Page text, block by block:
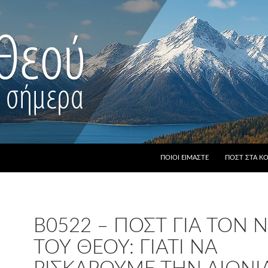
ΠΟΙΟΙ ΕΊΜΑΣΤΕ ΠΟΣΤ ΣΤΑ
B0522 – ΠΟΣΤ ΓΙΑ ΤΟΝ
ΤΟΥ ΘΕΟΎ: ΓΙΑΤΊ ΝΑ